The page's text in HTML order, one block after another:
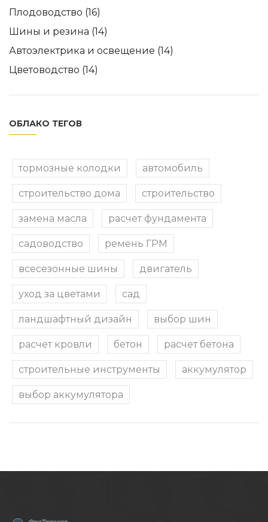
Плодоводство (16)
Шины и резина (14)
Автоэлектрика и освещение (14)
Цветоводство (14)
ОБЛАКО ТЕГОВ
тормозные колодки автомобиль
строительство дома строительство
замена масла расчет фундамента
садоводство ремень ГРМ
всесезонные шины двигатель
уход за цветами сад
ландшафтный дизайн выбор шин
расчет кровли бетон расчет бетона
строительные инструменты аккумулятор
выбор аккумулятора